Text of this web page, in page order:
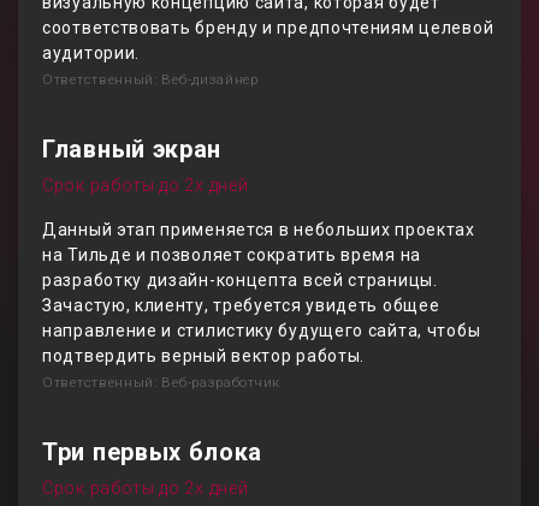
соответствовать бренду и предпочтениям целевой
аудитории.
Ответственный: Веб-дизайнер
Главный экран
Срок работы до 2х дней
Данный этап применяется в небольших проектах
на Тильде и позволяет сократить время на
разработку дизайн-концепта всей страницы.
Зачастую, клиенту, требуется увидеть общее
направление и стилистику будущего сайта, чтобы
подтвердить верный вектор работы.
Ответственный: Веб-разработчик
Три первых блока
Срок работы до 2х дней